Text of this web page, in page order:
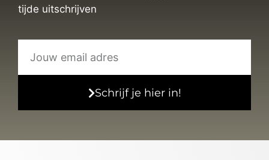
tijde uitschrijven
Schrijf je hier in!